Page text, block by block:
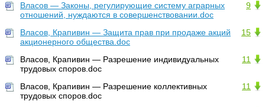
9
Власов — Законы, регулирующие систему аграрных
отношений, нуждаются в совершенствовании.doc
15
Власов, Крапивин — Защита прав при продаже акций
акционерного общества.doc
11
Власов, Крапивин — Разрешение индивидуальных
трудовых споров.doc
11
Власов, Крапивин — Разрешение коллективных
трудовых споров.doc